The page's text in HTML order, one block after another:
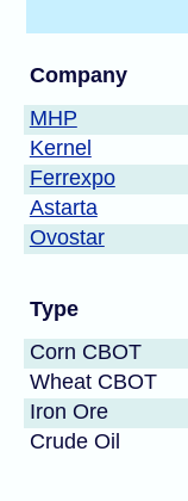
Company
MHP
Kernel
Ferrexpo
Astarta
Ovostar
Type
Corn CBOT
Wheat CBOT
Iron Ore
Crude Oil